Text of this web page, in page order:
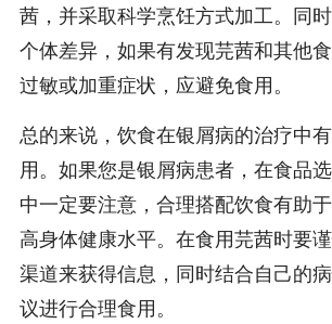
茜，并采取科学烹饪方式加工。同
个体差异，如果有发现芫茜和其他
过敏或加重症状，应避免食用。
总的来说，饮食在银屑病的治疗中
用。如果您是银屑病患者，在食品
中一定要注意，合理搭配饮食有助
高身体健康水平。在食用芫茜时要
渠道来获得信息，同时结合自己的
议进行合理食用。